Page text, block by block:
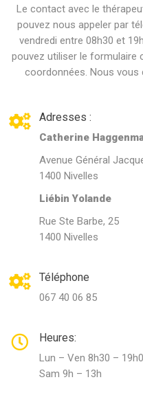
Le contact avec le
pouvez nous appeler par
vendredi entre 08h30 et
pouvez utiliser le formulaire
coordonnées. Nous
Adresses :
Catherine
Avenue Général
1400 Nivelles
Liébin Yolande
Rue Ste Barbe, 25
1400 Nivelles
Téléphone
067 40 06 85
Heures:
Lun – Ven 8h30 –
Sam 9h – 13h